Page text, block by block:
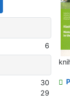
6
30
29